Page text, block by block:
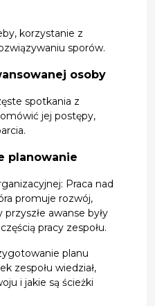
korzystanie z
sporów.
osoby
spotkania z
jej postępy,
planowanie
Praca nad
promuje rozwój,
przyszłe awanse były
pracy zespołu.
planu
zespołu wiedział,
i jakie są ścieżki